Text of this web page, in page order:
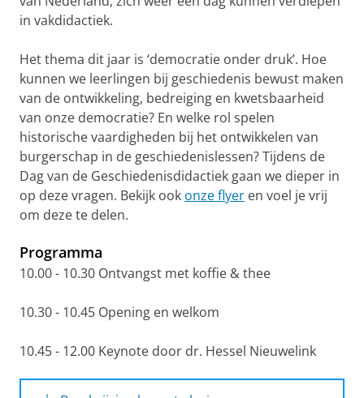
in vakdidactiek.
Het thema dit jaar is ‘democratie onder druk’. Hoe
kunnen we leerlingen bij geschiedenis bewust maken
van de ontwikkeling, bedreiging en kwetsbaarheid
van onze democratie? En welke rol spelen
historische vaardigheden bij het ontwikkelen van
burgerschap in de geschiedenislessen? Tijdens de
Dag van de Geschiedenisdidactiek gaan we dieper in
op deze vragen. Bekijk ook onze flyer en voel je vrij
om deze te delen.
Programma
10.00 - 10.30 Ontvangst met koffie & thee
10.30 - 10.45 Opening en welkom
10.45 - 12.00 Keynote door dr. Hessel Nieuwelink